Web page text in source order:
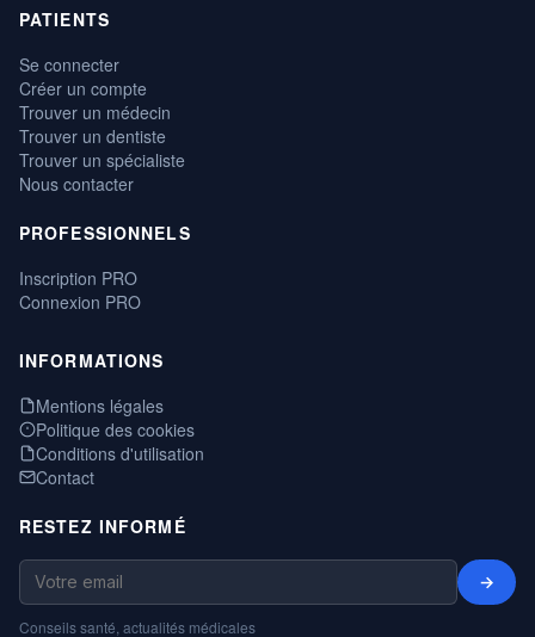
PATIENTS
Se connecter
Créer un compte
Trouver un médecin
Trouver un dentiste
Trouver un spécialiste
Nous contacter
PROFESSIONNELS
Inscription PRO
Connexion PRO
INFORMATIONS
Mentions légales
Politique des cookies
Conditions d'utilisation
Contact
RESTEZ INFORMÉ
→
Conseils santé, actualités médicales